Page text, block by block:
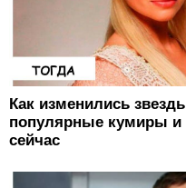
Как изменились
популярные кумиры и
сейчас